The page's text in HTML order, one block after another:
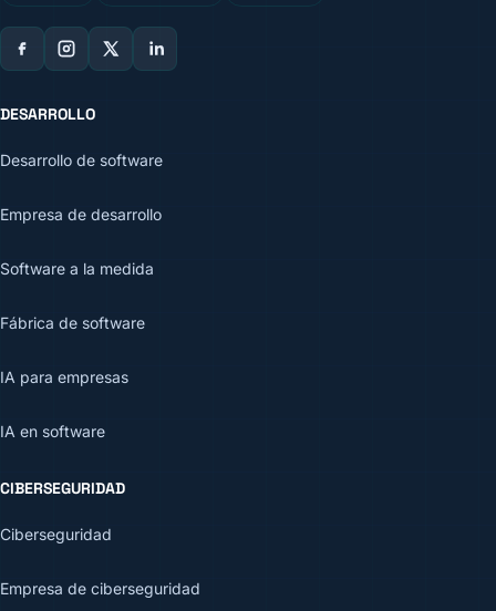
DESARROLLO
Desarrollo de software
Empresa de desarrollo
Software a la medida
Fábrica de software
IA para empresas
IA en software
CIBERSEGURIDAD
Ciberseguridad
Empresa de ciberseguridad